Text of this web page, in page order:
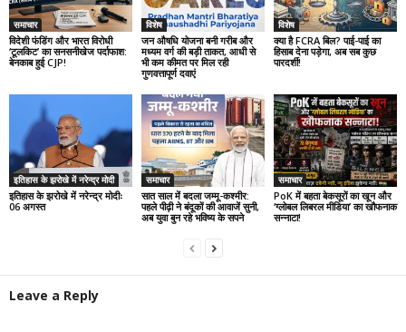
समाचार
विदेशी फंडिंग और भारत विरोधी
‘टूलकिट’ का सनसनीखेज पर्दाफाश:
बेनकाब हुई CJP!
विशेष
जन औषधि योजना बनी गरीब और
मध्यम वर्ग की बड़ी ताकत, आधी से
भी कम कीमत पर मिल रही
गुणवत्तापूर्ण दवाएं
विशेष
क्या है FCRA बिल? पाई-पाई का
हिसाब देना पड़ेगा, अब सब कुछ
पारदर्शी!
इतिहास के झरोखे में नरेन्द्र मोदी
इतिहास के झरोखे में नरेन्द्र मोदीः
06 अगस्त
समाचार
सात साल में बदला जम्मू-कश्मीर:
पहले पीढ़ी ने बंदूकों की आवाजें सुनी,
अब युवा बुन रहे भविष्य के सपने
समाचार
PoK में बहता बेकसूरों का खून और
‘ग्लोबल लिबरल मीडिया’ का खौफनाक
सन्नाटा!
Leave a Reply